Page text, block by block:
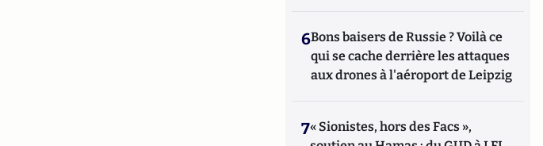
6Bons baisers de Russie ? Voilà ce
qui se cache derrière les attaques
aux drones à l'aéroport de Leipzig
7« Sionistes, hors des Facs »,